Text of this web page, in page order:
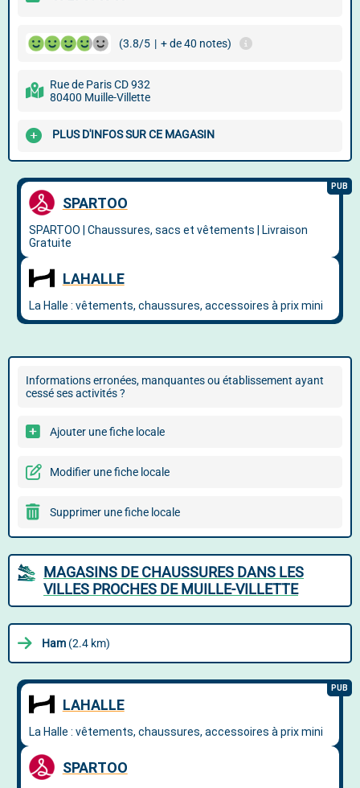
(3.8/5 | + de 40 notes)
Rue de Paris CD 932
80400 Muille-Villette
PLUS D'INFOS SUR CE MAGASIN
Informations erronées, manquantes ou établissement ayant
cessé ses activités ?
Ajouter une fiche locale
Modifier une fiche locale
Supprimer une fiche locale
MAGASINS DE CHAUSSURES DANS LES
VILLES PROCHES DE MUILLE-VILLETTE
Ham (2.4 km)